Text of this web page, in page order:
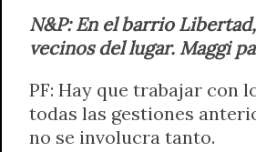
N&P: En el barrio
vecinos del lugar. Maggi
PF: Hay que trabajar con
todas las gestiones
no se involucra tanto.